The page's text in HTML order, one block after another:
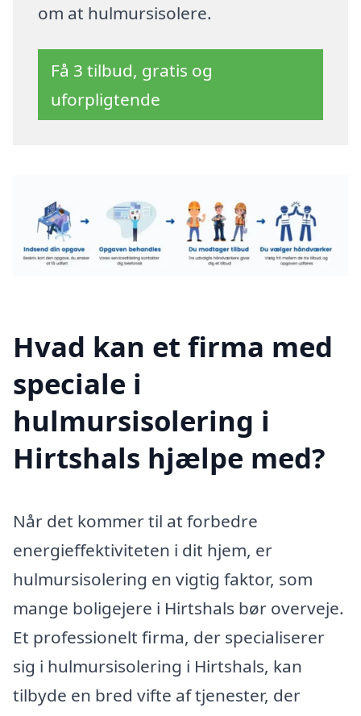
om at hulmursisolere.
Få 3 tilbud, gratis og
uforpligtende
Hvad kan et firma med
speciale i
hulmursisolering i
Hirtshals hjælpe med?
Når det kommer til at forbedre
energieffektiviteten i dit hjem, er
hulmursisolering en vigtig faktor, som
mange boligejere i Hirtshals bør overveje.
Et professionelt firma, der specialiserer
sig i hulmursisolering i Hirtshals, kan
tilbyde en bred vifte af tjenester, der